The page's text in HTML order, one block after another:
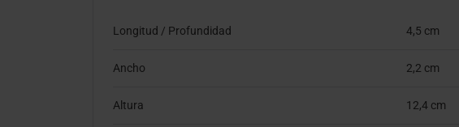
Longitud / Profundidad 4,5 cm
Ancho 2,2 cm
Altura 12,4 cm